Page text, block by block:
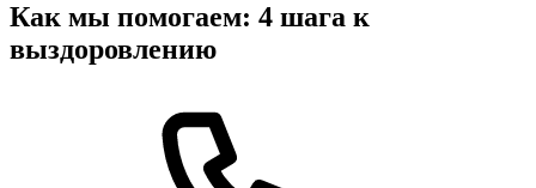
Как мы помогаем: 4 шага к
выздоровлению